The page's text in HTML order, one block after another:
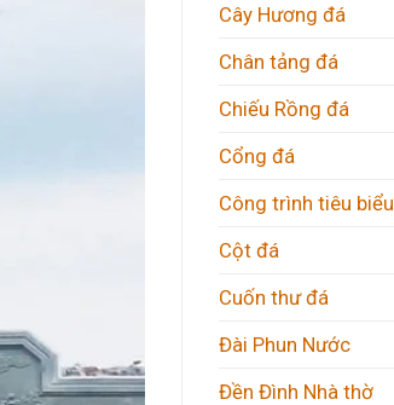
Cây Hương đá
Chân tảng đá
Chiếu Rồng đá
Cổng đá
Công trình tiêu biểu
Cột đá
Cuốn thư đá
Đài Phun Nước
Đền Đình Nhà thờ